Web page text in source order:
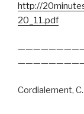
http://
20_11.pdf
Cordialement,